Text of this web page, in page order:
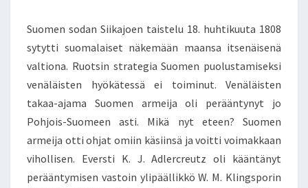
I
S
T
E
U
S
Y
T
Y
T
S
Suomen sodan Siikajoen taistelu 18. huhtikuuta 1808
sytytti suomalaiset näkemään maansa itsenäisenä
valtiona. Ruotsin strategia Suomen puolustamiseksi
venäläisten hyökätessä ei toiminut. Venäläisten
takaa-ajama Suomen armeija oli perääntynyt jo
Pohjois-Suomeen asti. Mikä nyt eteen? Suomen
armeija otti ohjat omiin käsiinsä ja voitti voimakkaan
vihollisen. Eversti K. J. Adlercreutz oli kääntänyt
perääntymisen vastoin ylipäällikkö W. M. Klingsporin